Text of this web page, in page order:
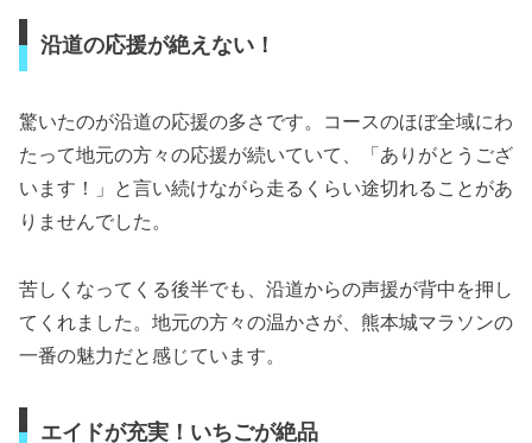
沿道の応援が絶えない！
驚いたのが沿道の応援の多さです。コースのほぼ全域にわ
たって地元の方々の応援が続いていて、「ありがとうござ
います！」と言い続けながら走るくらい途切れることがあ
りませんでした。
苦しくなってくる後半でも、沿道からの声援が背中を押し
てくれました。地元の方々の温かさが、熊本城マラソンの
一番の魅力だと感じています。
エイドが充実！いちごが絶品